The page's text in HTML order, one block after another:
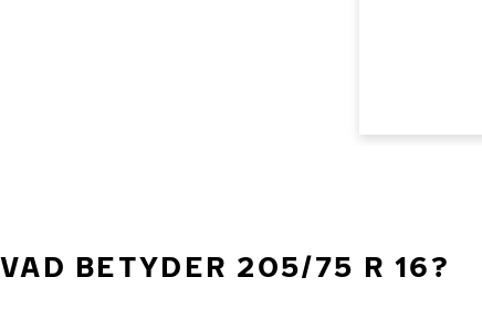
VAD BETYDER 205/75 R 16?